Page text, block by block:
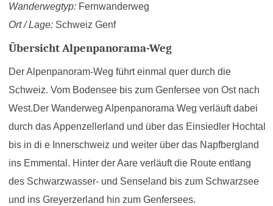
Wanderwegtyp: Fernwanderweg
Ort / Lage: Schweiz Genf
Übersicht Alpenpanorama-Weg
Der Alpenpanoram-Weg führt einmal quer durch die
Schweiz. Vom Bodensee bis zum Genfersee von Ost nach
West.Der Wanderweg Alpenpanorama Weg verläuft dabei
durch das Appenzellerland und über das Einsiedler Hochtal
bis in di e Innerschweiz und weiter über das Napfbergland
ins Emmental. Hinter der Aare verläuft die Route entlang
des Schwarzwasser- und Senseland bis zum Schwarzsee
und ins Greyerzerland hin zum Genfersees.